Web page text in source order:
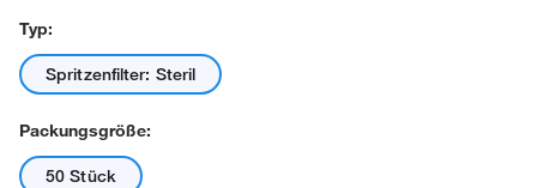
Typ:
Spritzenfilter: Steril
Packungsgröße:
50 Stück